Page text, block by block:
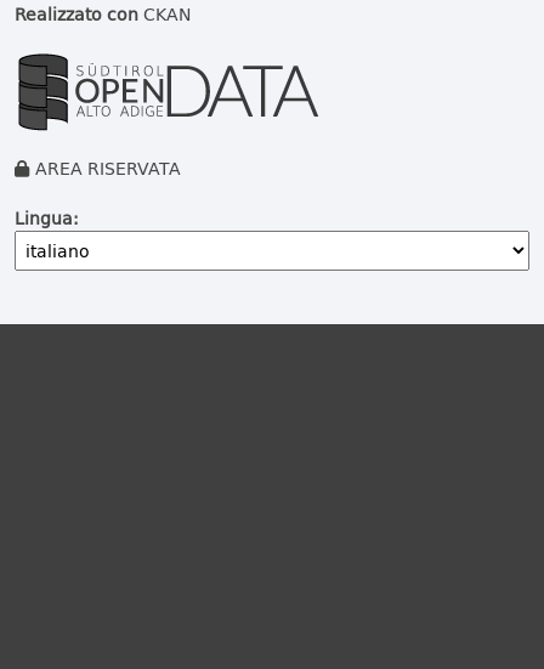
Realizzato conCKAN
AREA RISERVATA
Lingua